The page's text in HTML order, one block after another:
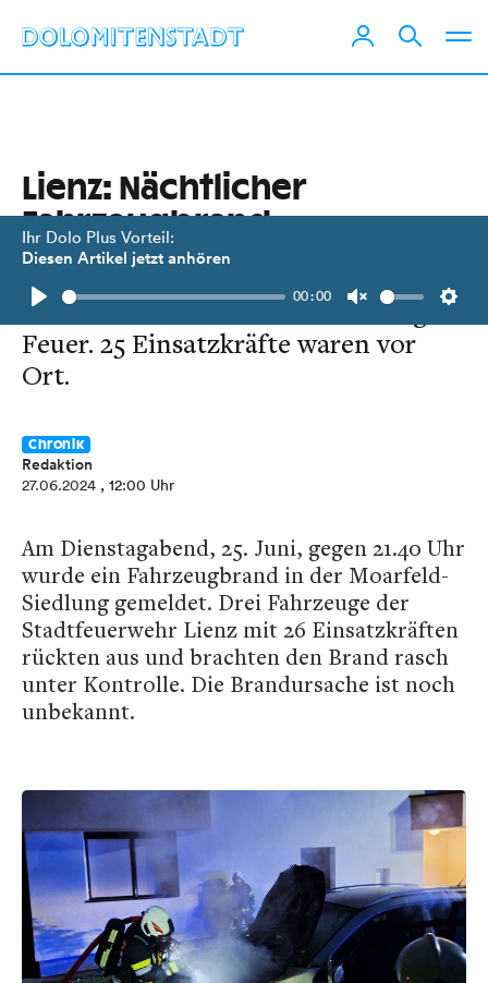
Ihr Dolo Plus Vorteil:
Diesen Artikel jetzt anhören
Play
00:00
Unmute
Lienz: Nächtlicher
Fahrzeugbrand
Aus noch unbekannter Ursache fing
ein Auto in der Moarfeld-Siedlung
Feuer. 25 Einsatzkräfte waren vor
Ort.
Chronik
Redaktion
27.06.2024 , 12:00 Uhr
Am Dienstagabend, 25. Juni, gegen 21.40 Uhr
wurde ein Fahrzeugbrand in der Moarfeld-
Siedlung gemeldet. Drei Fahrzeuge der
Stadtfeuerwehr Lienz mit 26 Einsatzkräften
rückten aus und brachten den Brand rasch
unter Kontrolle. Die Brandursache ist noch
unbekannt.